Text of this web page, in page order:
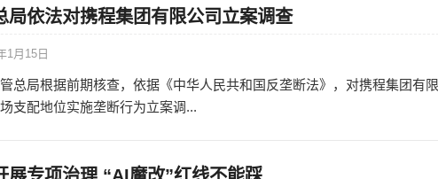
局依法对携程集团有限公司立案调查
1月15日
总局根据前期核查，依据《中华人民共和国反垄断法》，对携程集团有
支配地位实施垄断行为立案调...